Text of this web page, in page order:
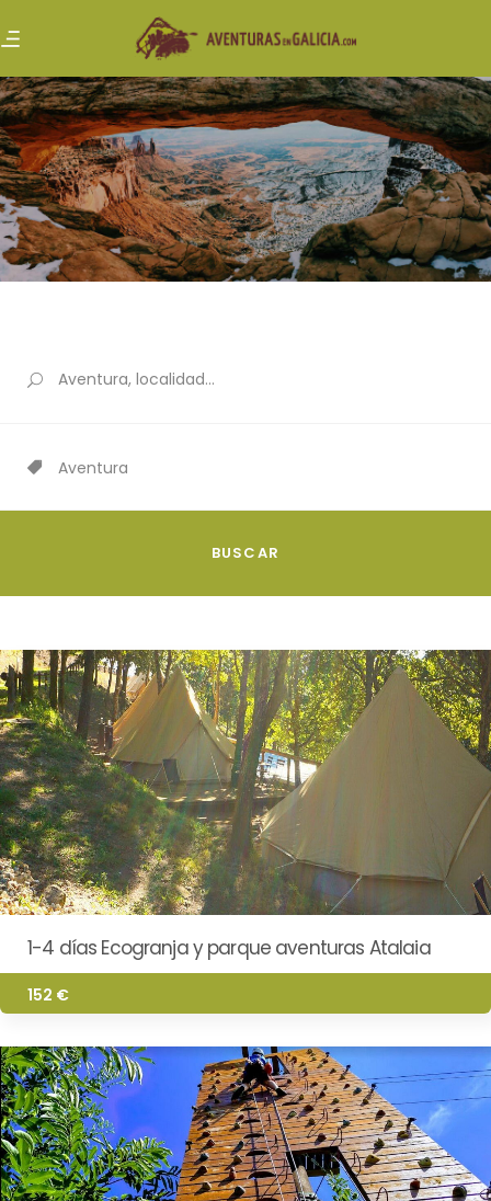
Aventura
1-4 días Ecogranja y parque aventuras Atalaia
152 €